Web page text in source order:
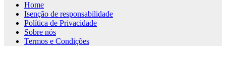
Home
Isenção de responsabilidade
Política de Privacidade
Sobre nós
Termos e Condições